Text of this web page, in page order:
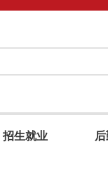
招生就业